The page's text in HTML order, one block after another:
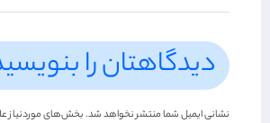
دیدگاهتان را بنویسید
نشانی ایمیل شما منتشر نخواهد شد.بخش‌های موردنیاز